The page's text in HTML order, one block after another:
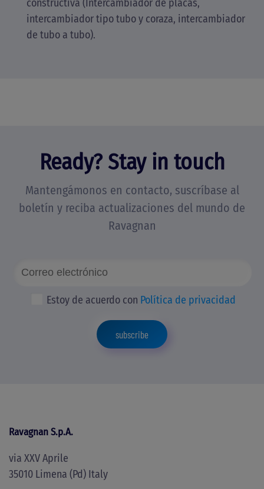
constructiva (Intercambiador de placas,
intercambiador tipo tubo y coraza, intercambiador
de tubo a tubo).
Ready? Stay in touch
Mantengámonos en contacto, suscríbase al
boletín y reciba actualizaciones del mundo de
Ravagnan
Estoy de acuerdo con Política de privacidad
subscribe
Ravagnan S.p.A.
via XXV Aprile
35010 Limena (Pd) Italy